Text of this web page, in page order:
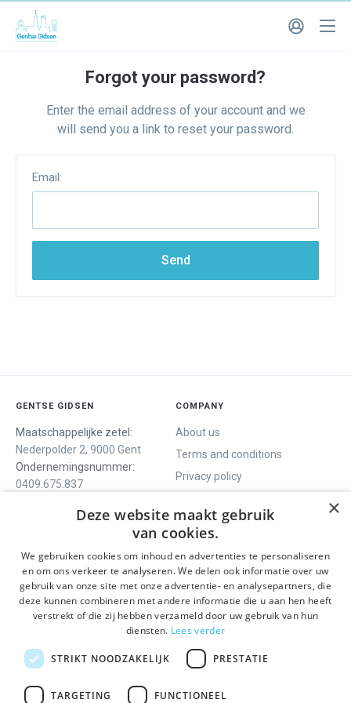
Forgot your password?
Enter the email address of your account and we
will send you a link to reset your password.
Email:
Send
GENTSE GIDSEN
Maatschappelijke zetel:
Nederpolder 2, 9000 Gent
Ondernemingsnummer:
0409.675.837
COMPANY
About us
Terms and conditions
Privacy policy
WE OFFER
Guided tours
One day tour
Activities
SOCIALS
Facebook
Instagram
LinkedIn
STAY INFORMED
×
Deze website maakt gebruik
van cookies.
We gebruiken cookies om inhoud en advertenties te personaliseren
en om ons verkeer te analyseren. We delen ook informatie over uw
gebruik van onze site met onze advertentie- en analysepartners, die
deze kunnen combineren met andere informatie die u aan hen heeft
verstrekt of die zij hebben verzameld door uw gebruik van hun
diensten. Lees verder
STRIKT NOODZAKELIJK PRESTATIE
TARGETING FUNCTIONEEL